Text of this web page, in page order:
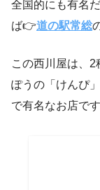
全国的にも有名
ば👉道の駅常総
この西川屋は、
ぽうの「けんぴ
で有名なお店です